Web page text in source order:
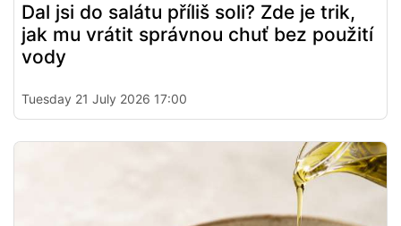
Dal jsi do salátu příliš soli? Zde je trik,
jak mu vrátit správnou chuť bez použití
vody
Tuesday 21 July 2026 17:00